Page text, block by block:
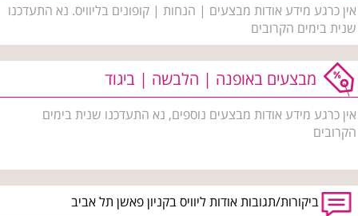
אין כרגע מידע אודות מבצעים | הנחות | קופונים בליוויס. נא התעדכנו
שנית בימים הקרובים
מבצעים באופנה | הלבשה | ביגוד
אין כרגע מידע אודות מבצעים נוספים, נא התעדכנו שנית בימים
הקרובים
ביקורות/תגובות אודות ליוויס בקניון פאשן תל אביב